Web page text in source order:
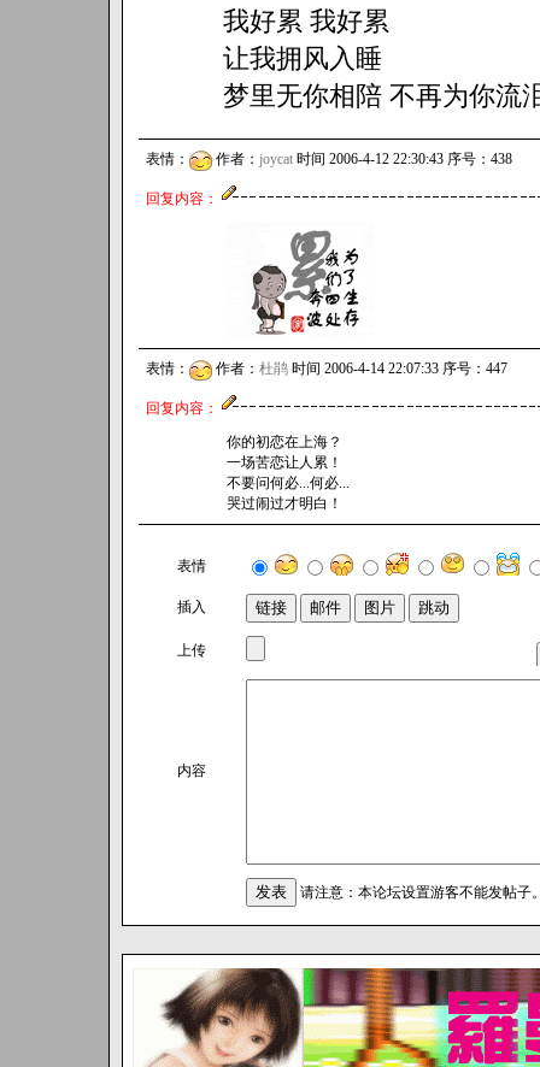
我好累 我好累
让我拥风入睡
梦里无你相陪 不再为你流
表情： 作者： joycat 时间 2006-4-12 22:30:43 序号：438
回复内容：
表情： 作者： 杜鹃 时间 2006-4-14 22:07:33 序号：447
回复内容：
你的初恋在上海？
一场苦恋让人累！
不要问何必...何必...
哭过闹过才明白！
表情
插入
上传
内容
请注意：本论坛设置游客不能发帖子